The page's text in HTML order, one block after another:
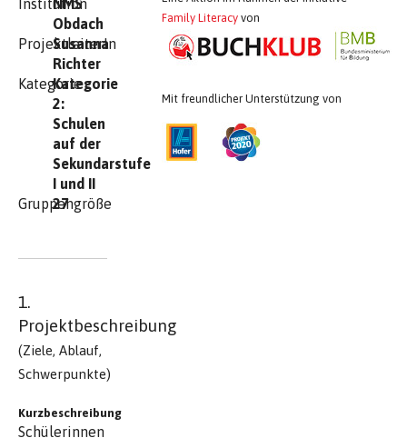
Institution
NMS
Obdach
ProjektleiterIn
Susanna
Richter
KategorieKategorie
2:
Schulen
auf der
Sekundarstufe
I und II
Gruppengröße
27
1.
Projektbeschreibung
(Ziele, Ablauf,
Schwerpunkte)
Kurzbeschreibung
Schülerinnen
Family Literacy von
Mit freundlicher Unterstützung von